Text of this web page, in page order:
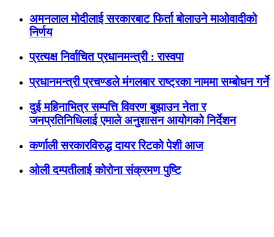
अमनलाल मोदीलाई सरकारबाट फिर्ता बोलाउने माओवादीको
निर्णय
प्रत्यक्ष निर्वाचित प्रधानमन्त्री : रास्वपा
प्रधानमन्त्री प्रचण्डले मंगलबार राष्ट्रका नाममा सम्बोधन गर्ने
दुई महिनाभित्र सम्पत्ति विवरण बुझाउन नेता र
जनप्रतिनिधिलाई एमाले अनुशासन आयोगको निर्देशन
कर्णाली सरकारविरुद्ध दायर रिटको पेशी आज
ओली दम्पतीलाई कोरोना संक्रमण पुष्टि